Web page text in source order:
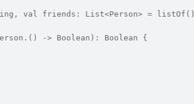
val friends: List<Person> =
-> Boolean): Boolean {